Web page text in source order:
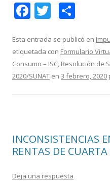
F
e
b
o
T
itt
er
m
p
ar
Esta entrada se publicó en
etiquetada con Formulario
Consumo – ISC, Resolución de
2020/SUNAT en 3 febrero, 2020
INCONSISTENCIAS
RENTAS DE
Deja una respuesta